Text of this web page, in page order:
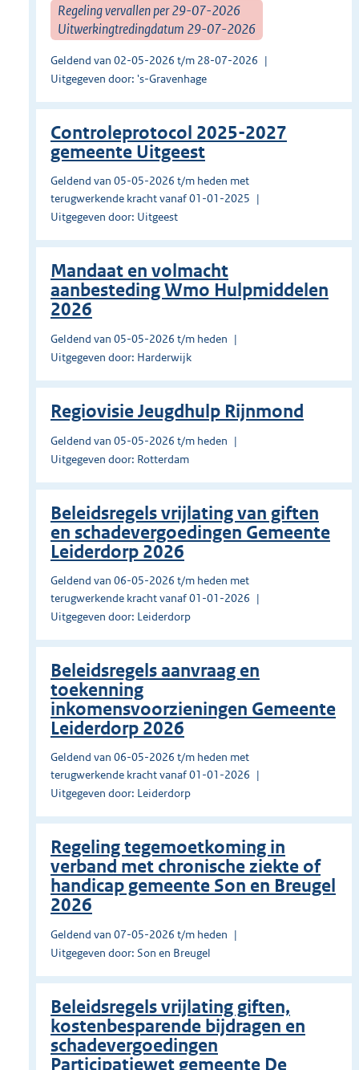
Regeling vervallen per 29-07-2026
Uitwerkingtredingdatum 29-07-2026
Geldend van 02-05-2026 t/m 28-07-2026
Uitgegeven door: 's-Gravenhage
Controleprotocol 2025-2027
gemeente Uitgeest
Geldend van 05-05-2026 t/m heden met
terugwerkende kracht vanaf 01-01-2025
Uitgegeven door: Uitgeest
Mandaat en volmacht
aanbesteding Wmo Hulpmiddelen
2026
Geldend van 05-05-2026 t/m heden
Uitgegeven door: Harderwijk
Regiovisie Jeugdhulp Rijnmond
Geldend van 05-05-2026 t/m heden
Uitgegeven door: Rotterdam
Beleidsregels vrijlating van giften
en schadevergoedingen Gemeente
Leiderdorp 2026
Geldend van 06-05-2026 t/m heden met
terugwerkende kracht vanaf 01-01-2026
Uitgegeven door: Leiderdorp
Beleidsregels aanvraag en
toekenning
inkomensvoorzieningen Gemeente
Leiderdorp 2026
Geldend van 06-05-2026 t/m heden met
terugwerkende kracht vanaf 01-01-2026
Uitgegeven door: Leiderdorp
Regeling tegemoetkoming in
verband met chronische ziekte of
handicap gemeente Son en Breugel
2026
Geldend van 07-05-2026 t/m heden
Uitgegeven door: Son en Breugel
Beleidsregels vrijlating giften,
kostenbesparende bijdragen en
schadevergoedingen
Participatiewet gemeente De